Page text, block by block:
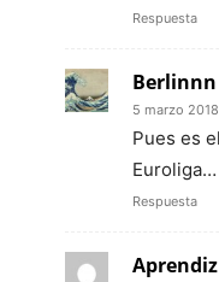
Respuesta
Berlinnn
5 marzo
Pues es
Euroliga…
Respuesta